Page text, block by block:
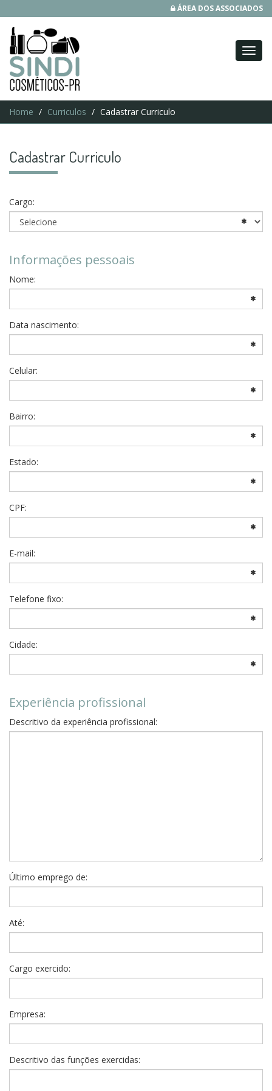
ÁREA DOS ASSOCIADOS
Home Curriculos Cadastrar Curriculo
Cadastrar Curriculo
Cargo:
Informações pessoais
Nome:
Data nascimento:
Celular:
Bairro:
Estado:
CPF:
E-mail:
Telefone fixo:
Cidade:
Experiência profissional
Descritivo da experiência profissional:
Último emprego de:
Até:
Cargo exercido:
Empresa:
Descritivo das funções exercidas: